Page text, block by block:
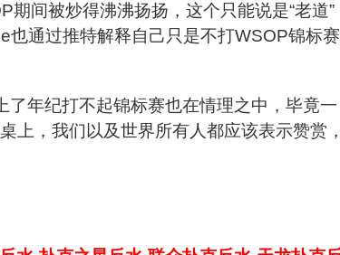
间被炒得沸沸扬扬，这个只能说是“老道”
通过推特解释自己只是不打WSOP锦标赛
年纪打不起锦标赛也在情理之中，毕竟一
上，我们以及世界所有人都应该表示赞赏